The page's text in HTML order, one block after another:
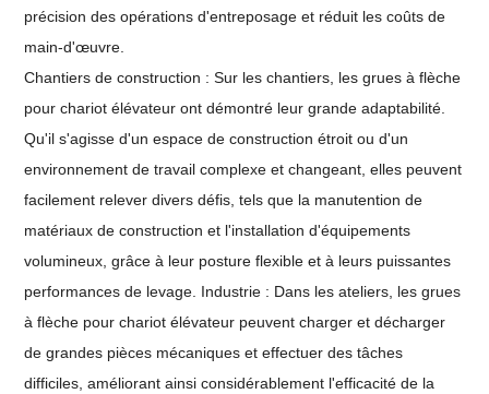
précision des opérations d'entreposage et réduit les coûts de
main-d'œuvre.
Chantiers de construction : Sur les chantiers, les grues à flèche
pour chariot élévateur ont démontré leur grande adaptabilité.
Qu'il s'agisse d'un espace de construction étroit ou d'un
environnement de travail complexe et changeant, elles peuvent
facilement relever divers défis, tels que la manutention de
matériaux de construction et l'installation d'équipements
volumineux, grâce à leur posture flexible et à leurs puissantes
performances de levage. Industrie : Dans les ateliers, les grues
à flèche pour chariot élévateur peuvent charger et décharger
de grandes pièces mécaniques et effectuer des tâches
difficiles, améliorant ainsi considérablement l'efficacité de la